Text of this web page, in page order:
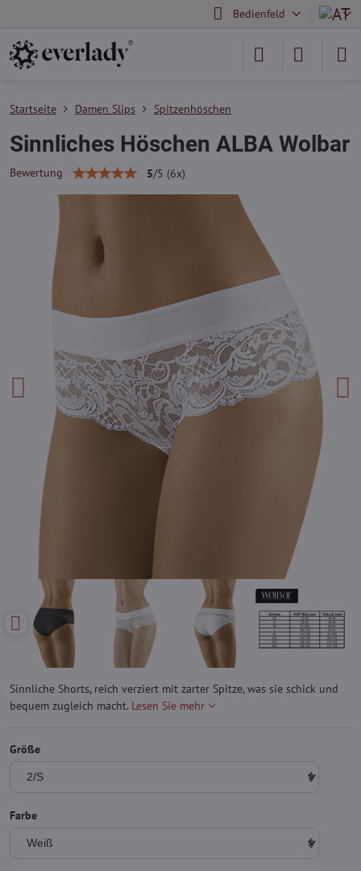
Bedienfeld
Startseite Damen Slips Spitzenhöschen
Sinnliches Höschen ALBA Wolbar
Bewertung 5/5 (6x)
Sinnliche Shorts, reich verziert mit zarter Spitze, was sie schick und
bequem zugleich macht. Lesen Sie mehr
Größe
Farbe